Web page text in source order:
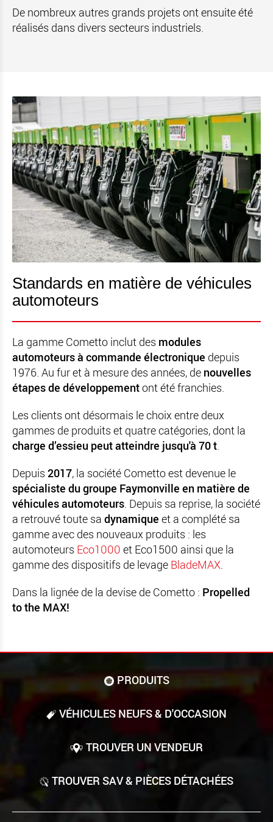
De nombreux autres grands projets ont ensuite été
réalisés dans divers secteurs industriels.
Standards en matière de véhicules
automoteurs
La gamme Cometto inclut des modules
automoteurs à commande électronique depuis
1976. Au fur et à mesure des années, de nouvelles
étapes de développementont été franchies.
Les clients ont désormais le choix entre deux
gammes de produits et quatre catégories, dont la
charge d’essieu peut atteindre jusqu'à 70 t
Depuis 2017, la société Cometto est devenue le
spécialiste du groupe Faymonville en matière de
véhicules automoteurs . Depuis sa reprise, la société
a retrouvé toute sa dynamique et a complété sa
gamme avec des nouveaux produits : les
automoteurs Eco1000 et Eco1500 ainsi que la
gamme des dispositifs de levage BladeMAX
Dans la lignée de la devise de Cometto : Propelled
to the MAX!
PRODUITS
VÉHICULES NEUFS & D'OCCASION
TROUVER UN VENDEUR
TROUVER SAV & PIÈCES DÉTACHÉES